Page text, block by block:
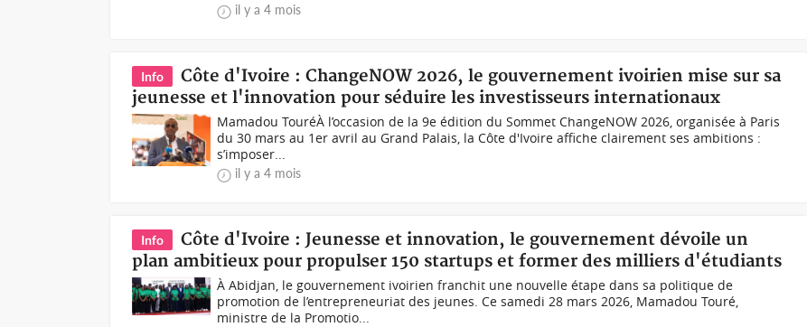
il y a 4 mois
Info
Côte d'Ivoire : ChangeNOW 2026, le gouvernement ivoirien mise sur sa
jeunesse et l'innovation pour séduire les investisseurs internationaux
Mamadou TouréÀ l’occasion de la 9e édition du Sommet ChangeNOW 2026, organisée à Paris
du 30 mars au 1er avril au Grand Palais, la Côte d'Ivoire affiche clairement ses ambitions :
s’imposer...
il y a 4 mois
Info
Côte d'Ivoire : Jeunesse et innovation, le gouvernement dévoile un
plan ambitieux pour propulser 150 startups et former des milliers d'étudiants
À Abidjan, le gouvernement ivoirien franchit une nouvelle étape dans sa politique de
promotion de l’entrepreneuriat des jeunes. Ce samedi 28 mars 2026, Mamadou Touré,
ministre de la Promotio...